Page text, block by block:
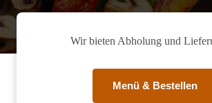
Wir bieten Abholung und
Menü & Bestellen